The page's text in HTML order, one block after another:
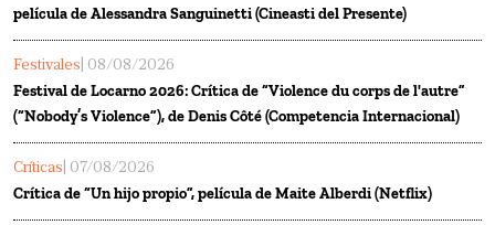
película de Alessandra Sanguinetti (Cineasti del Presente)
Festivales | 08/08/2026
Festival de Locarno 2026: Crítica de “Violence du corps de l'autre”
(“Nobody’s Violence”), de Denis Côté (Competencia Internacional)
Críticas | 07/08/2026
Crítica de “Un hijo propio”, película de Maite Alberdi (Netflix)